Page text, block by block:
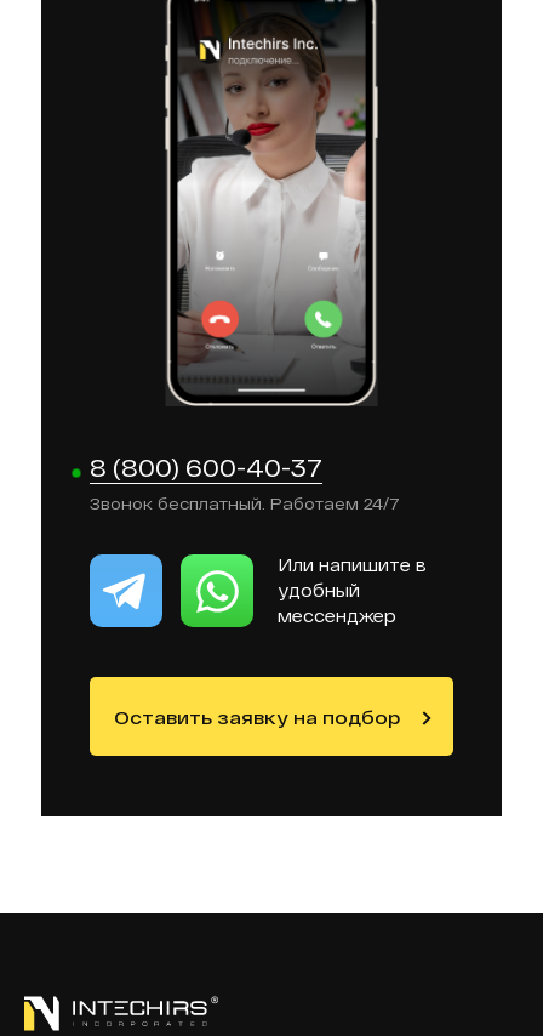
8 (800) 600-40-37
Звонок бесплатный. Работаем 24/7
Или напишите в
удобный
мессенджер
Оставить заявку на подбор